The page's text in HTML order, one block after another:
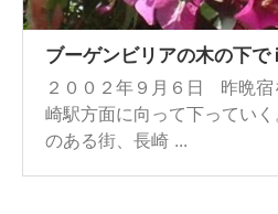
ブーゲンビリアの木の下で
２００２年９月６日 昨晩
崎駅方面に向って下ってい
のある街、長崎 ...